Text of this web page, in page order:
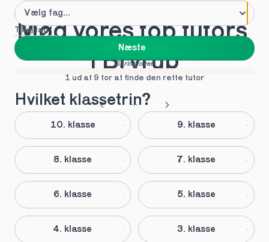
Tilføj fag
Næste
Spring over
1 ud af 9 for at finde den rette tutor
Hvilket klassetrin?
10. klasse 9. klasse
8. klasse 7. klasse
6. klasse 5. klasse
4. klasse 3. klasse
Mød vores top tutors
i Bryrup